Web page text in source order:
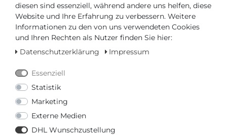
ZIFFERNBLATT
ARMBAND
- Farbe des Armbands: Silber
- Schließe: Faltschließe
- Armband aus: Edelstahl
diesen sind essenziell, während andere uns helfen, diese
Website und Ihre Erfahrung zu verbessern. Weitere
Informationen zu den von uns verwendeten Cookies
und Ihren Rechten als Nutzer finden Sie hier:
Datenschutzerklärung
Impressum
Essenziell
Statistik
Marketing
Externe Medien
DHL Wunschzustellung